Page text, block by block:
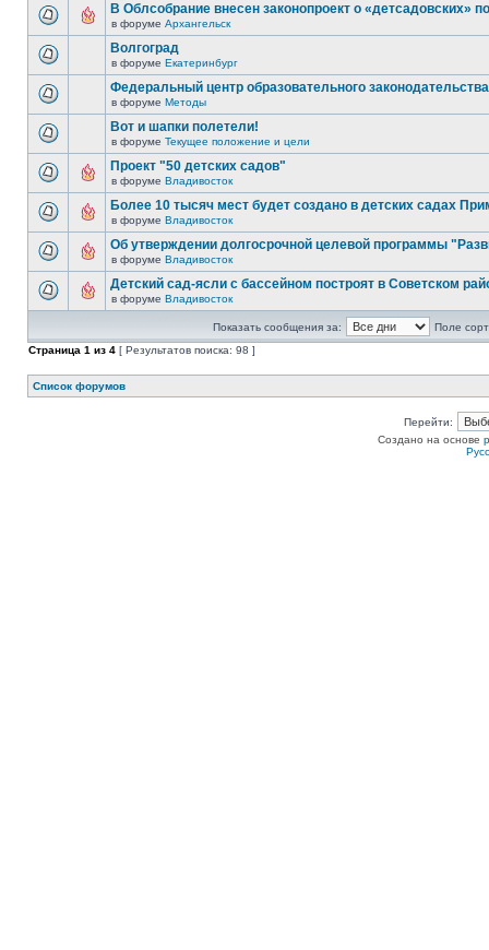
В Облсобрание внесен законопроект о «детсадовских»
в форуме Архангельск
Волгоград
в форуме Екатеринбург
Федеральный центр образовательного
в форуме Методы
Вот и шапки полетели!
в форуме Текущее положение и цели
Проект "50 детских садов"
в форуме Владивосток
Более 10 тысяч мест будет создано в детских садах
в форуме Владивосток
Об утверждении долгосрочной целевой программы
в форуме Владивосток
Детский сад-ясли с бассейном построят в Советском
в форуме Владивосток
Показать сообщения за:
Поле
Страница 1 из 4 [ Результатов поиска: 98 ]
Список форумов
Перейти:
Создано на основе